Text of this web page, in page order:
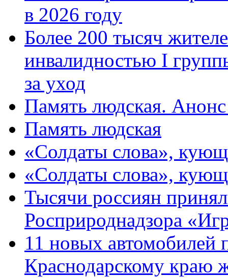
в 2026 году
Более 200 тысяч
инвалидностью I
за уход
Память людская.
Память людская
«Солдаты слова»,
«Солдаты слова»,
Тысячи россиян
Росприроднадзора
11 новых автомобилей
Краснодарскому краю